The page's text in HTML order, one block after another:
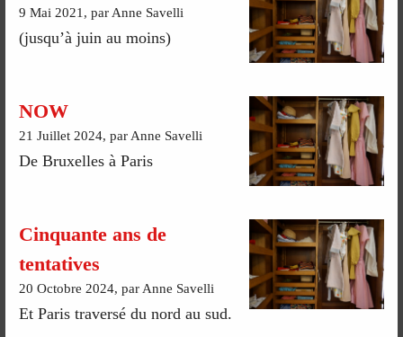
9 Mai 2021, par Anne Savelli
(jusqu’à juin au moins)
NOW
21 Juillet 2024, par Anne Savelli
De Bruxelles à Paris
Cinquante ans de
tentatives
20 Octobre 2024, par Anne Savelli
Et Paris traversé du nord au sud.